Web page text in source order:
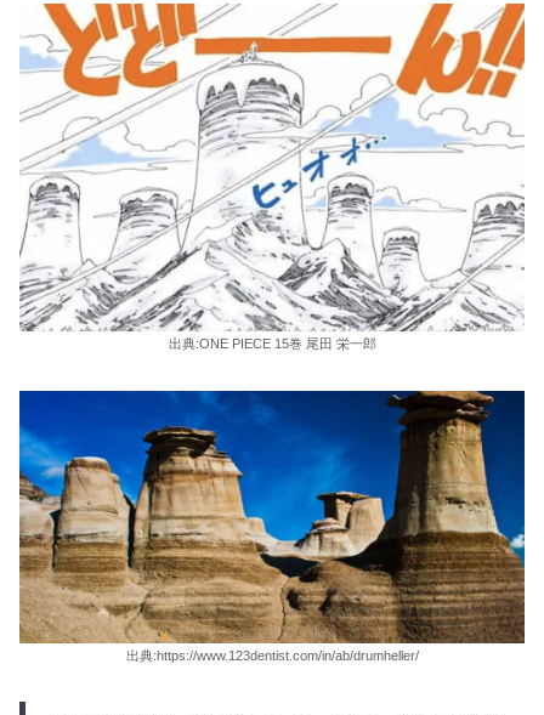
出典:ONE PIECE 15巻 尾田 栄一郎
出典:https://www.123dentist.com/in/ab/drumheller/